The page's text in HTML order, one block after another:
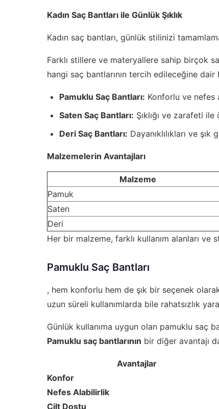
Kadın Saç Bantları ile Günlük Şıklık
Kadın saç bantları, günlük stilinizi
Farklı stillere ve materyallere sahip birçok
hangi saç bantlarının tercih edileceğine dair
Pamuklu Saç Bantları: Konforlu ve nefes
Saten Saç Bantları: Şıklığı ve zarafeti
Deri Saç Bantları: Dayanıklılıkları ve
Malzemelerin Avantajları
Malzeme
Pamuk
Saten
Deri
Her bir malzeme, farklı kullanım alanları
Pamuklu Saç Bantları
, hem konforlu hem de şık bir seçenek
uzun süreli kullanımlarda bile rahatsızlık
Günlük kullanıma uygun olan pamuklu saç
Pamuklu saç bantlarının bir diğer avantajı
Avantajlar
Konfor
Nefes Alabilirlik
Cilt Dostu